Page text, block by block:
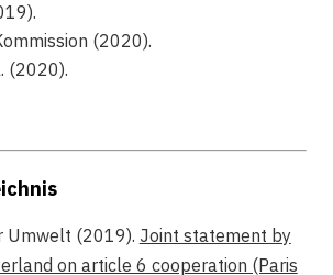
(2020).
(2020).
Umwelt (2019). Joint statement by
on article 6 cooperation (Paris